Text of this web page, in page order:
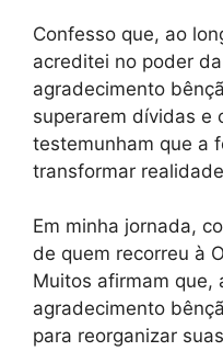
Confesso que, ao
acreditei no poder
agradecimento
superarem dívidas e
testemunham que a
transformar
Em minha jornada,
de quem recorreu à
Muitos afirmam que,
agradecimento
para reorganizar